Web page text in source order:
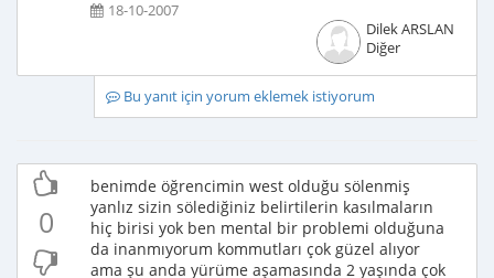
18-10-2007
Dilek ARSLAN
Diğer
Bu yanıt için yorum eklemek istiyorum
0
benimde öğrencimin west olduğu sölenmiş
yanlız sizin sölediğiniz belirtilerin kasılmaların
hiç birisi yok ben mental bir problemi olduğuna
da inanmıyorum kommutları çok güzel alıyor
ama şu anda yürüme aşamasında 2 yaşında çok